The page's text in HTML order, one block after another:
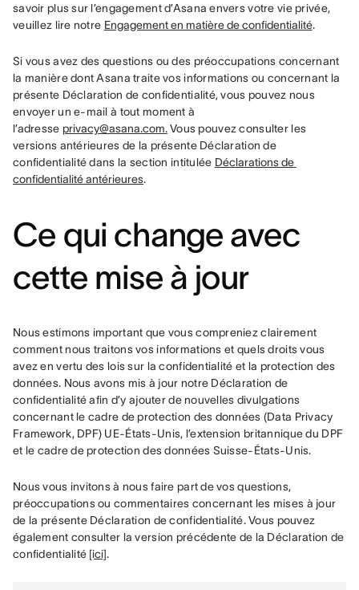
savoir plus sur l’engagement d’Asana envers votre vie privée,
veuillez lire notre Engagement en matière de confidentialité.
Si vous avez des questions ou des préoccupations concernant
la manière dont Asana traite vos informations ou concernant la
présente Déclaration de confidentialité, vous pouvez nous
envoyer un e-mail à tout moment à
l’adresse privacy@asana.com. Vous pouvez consulter les
versions antérieures de la présente Déclaration de
confidentialité dans la section intitulée Déclarations de
confidentialité antérieures.
Ce qui change avec
cette mise à jour
Nous estimons important que vous compreniez clairement
comment nous traitons vos informations et quels droits vous
avez en vertu des lois sur la confidentialité et la protection des
données. Nous avons mis à jour notre Déclaration de
confidentialité afin d’y ajouter de nouvelles divulgations
concernant le cadre de protection des données (Data Privacy
Framework, DPF) UE-États-Unis, l’extension britannique du DPF
et le cadre de protection des données Suisse-États-Unis.
Nous vous invitons à nous faire part de vos questions,
préoccupations ou commentaires concernant les mises à jour
de la présente Déclaration de confidentialité. Vous pouvez
également consulter la version précédente de la Déclaration de
confidentialité [ici].